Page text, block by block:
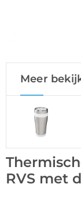
Meer
RVS met